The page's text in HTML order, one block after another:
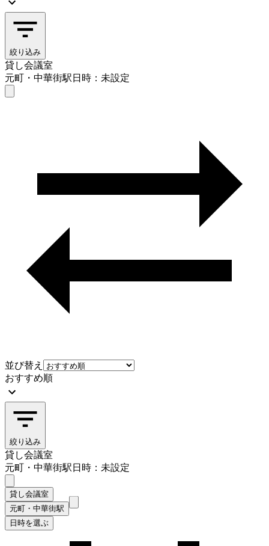
絞り込み
貸し会議室
元町・中華街駅日時：未設定
並び替え
おすすめ順
絞り込み
貸し会議室
元町・中華街駅日時：未設定
貸し会議室
元町・中華街駅
日時を選ぶ